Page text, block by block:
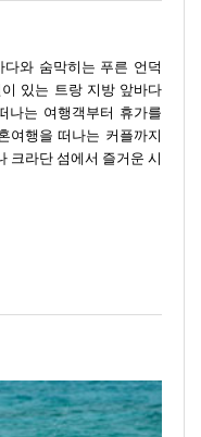
와 숨막히는 푸른 언덕
있는 트랑 지방 앞바다
나는 여행객부터 휴가를
여행을 떠나는 커플까지
크라단 섬에서 즐거운 시